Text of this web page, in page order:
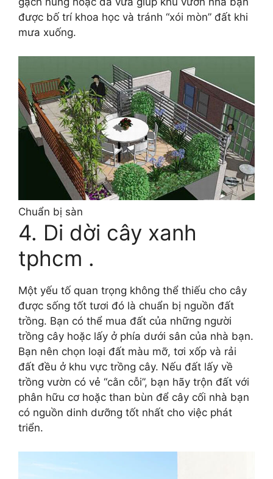
được bố trí khoa học và tránh “xói mòn” đất khi
mưa xuống.
Chuẩn bị sàn
4. Di dời cây xanh
tphcm .
Một yếu tố quan trọng không thể thiếu cho cây
được sống tốt tươi đó là chuẩn bị nguồn đất
trồng. Bạn có thể mua đất của những người
trồng cây hoặc lấy ở phía dưới sân của nhà bạn.
Bạn nên chọn loại đất màu mỡ, tơi xốp và rải
đất đều ở khu vực trồng cây. Nếu đất lấy về
trồng vườn có vẻ “cằn cỗi”, bạn hãy trộn đất với
phân hữu cơ hoặc than bùn để cây cối nhà bạn
có nguồn dinh dưỡng tốt nhất cho việc phát
triển.